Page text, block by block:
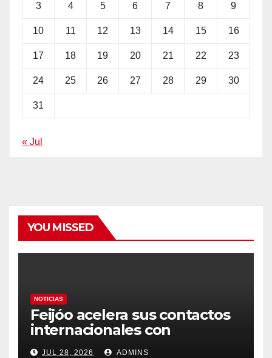
3 4 5 6 7 8 9
10 11 12 13 14 15 16
17 18 19 20 21 22 23
24 25 26 27 28 29 30
31
« Jul
YOU MISSED
NOTICIAS
Feijóo acelera sus contactos
internacionales con
Latinoamérica como socio
JUL 28, 2026 ADMINS